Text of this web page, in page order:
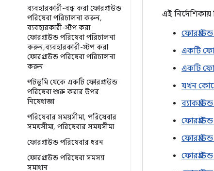
ব্যবহারকারী-বন্ধ করা ফোরগ্রাউন্ড
পরিষেবা পরিচালনা করুন,
ব্যবহারকারী-স্টপ করা
ফোরগ্রাউন্ড পরিষেবা পরিচালনা
করুন,ব্যবহারকারী-স্টপ করা
ফোরগ্রাউন্ড পরিষেবা পরিচালনা
করুন
পটভূমি থেকে একটি ফোরগ্রাউন্ড
পরিষেবা শুরু করার উপর
নিষেধাজ্ঞা
পরিষেবার সময়সীমা, পরিষেবার
সময়সীমা, পরিষেবার সময়সীমা
ফোরগ্রাউন্ড পরিষেবার ধরন
ফোরগ্রাউন্ড পরিষেবা সমস্যা
সমাধান
এই নির্দেশিকায়
একটি
একটি
যখন